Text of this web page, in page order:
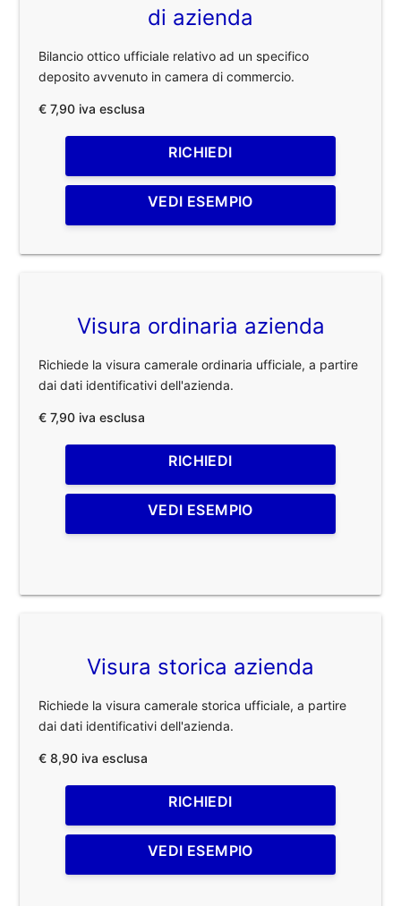
di azienda
Bilancio ottico ufficiale relativo ad un specifico
deposito avvenuto in camera di commercio.
€ 7,90 iva esclusa
RICHIEDI
VEDI ESEMPIO
Visura ordinaria azienda
Richiede la visura camerale ordinaria ufficiale, a partire
dai dati identificativi dell'azienda.
€ 7,90 iva esclusa
RICHIEDI
VEDI ESEMPIO
Visura storica azienda
Richiede la visura camerale storica ufficiale, a partire
dai dati identificativi dell'azienda.
€ 8,90 iva esclusa
RICHIEDI
VEDI ESEMPIO